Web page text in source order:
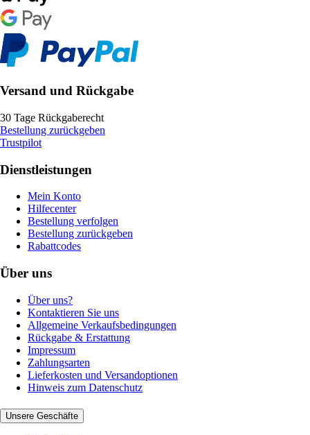
Versand und Rückgabe
30 Tage Rückgaberecht
Bestellung zurückgeben
Trustpilot
Dienstleistungen
Mein Konto
Hilfecenter
Bestellung verfolgen
Bestellung zurückgeben
Rabattcodes
Über uns
Über uns?
Kontaktieren Sie uns
Allgemeine Verkaufsbedingungen
Rückgabe & Erstattung
Impressum
Zahlungsarten
Lieferkosten und Versandoptionen
Hinweis zum Datenschutz
Unsere Geschäfte